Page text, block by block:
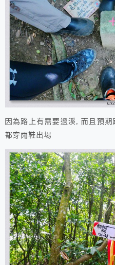
因為路上有需要過溪, 而且預
都穿雨鞋出場